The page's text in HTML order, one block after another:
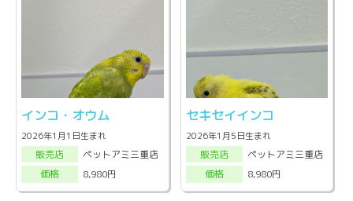
インコ・オウム
2026年1月1日生まれ
販売店
ペットアミ三重店
価格
8,980円
セキセイインコ
2026年1月5日生まれ
販売店
ペットアミ三重店
価格
8,980円